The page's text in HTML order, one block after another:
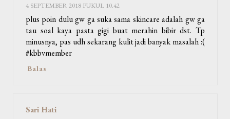
4 SEPTEMBER 2018 PUKUL 10.42
plus poin dulu gw ga suka sama skincare adalah gw ga
tau soal kaya pasta gigi buat merahin bibir dst. Tp
minusnya, pas udh sekarang kulit jadi banyak masalah :(
#kbbvmember
Balas
Sari Hati